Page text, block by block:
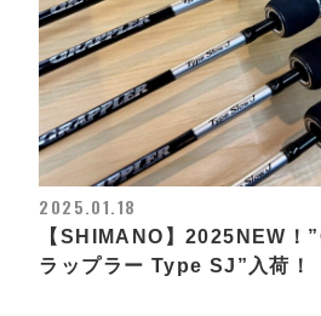
2025.01.18
【SHIMANO】2025NEW
ラップラー Type SJ”入荷！